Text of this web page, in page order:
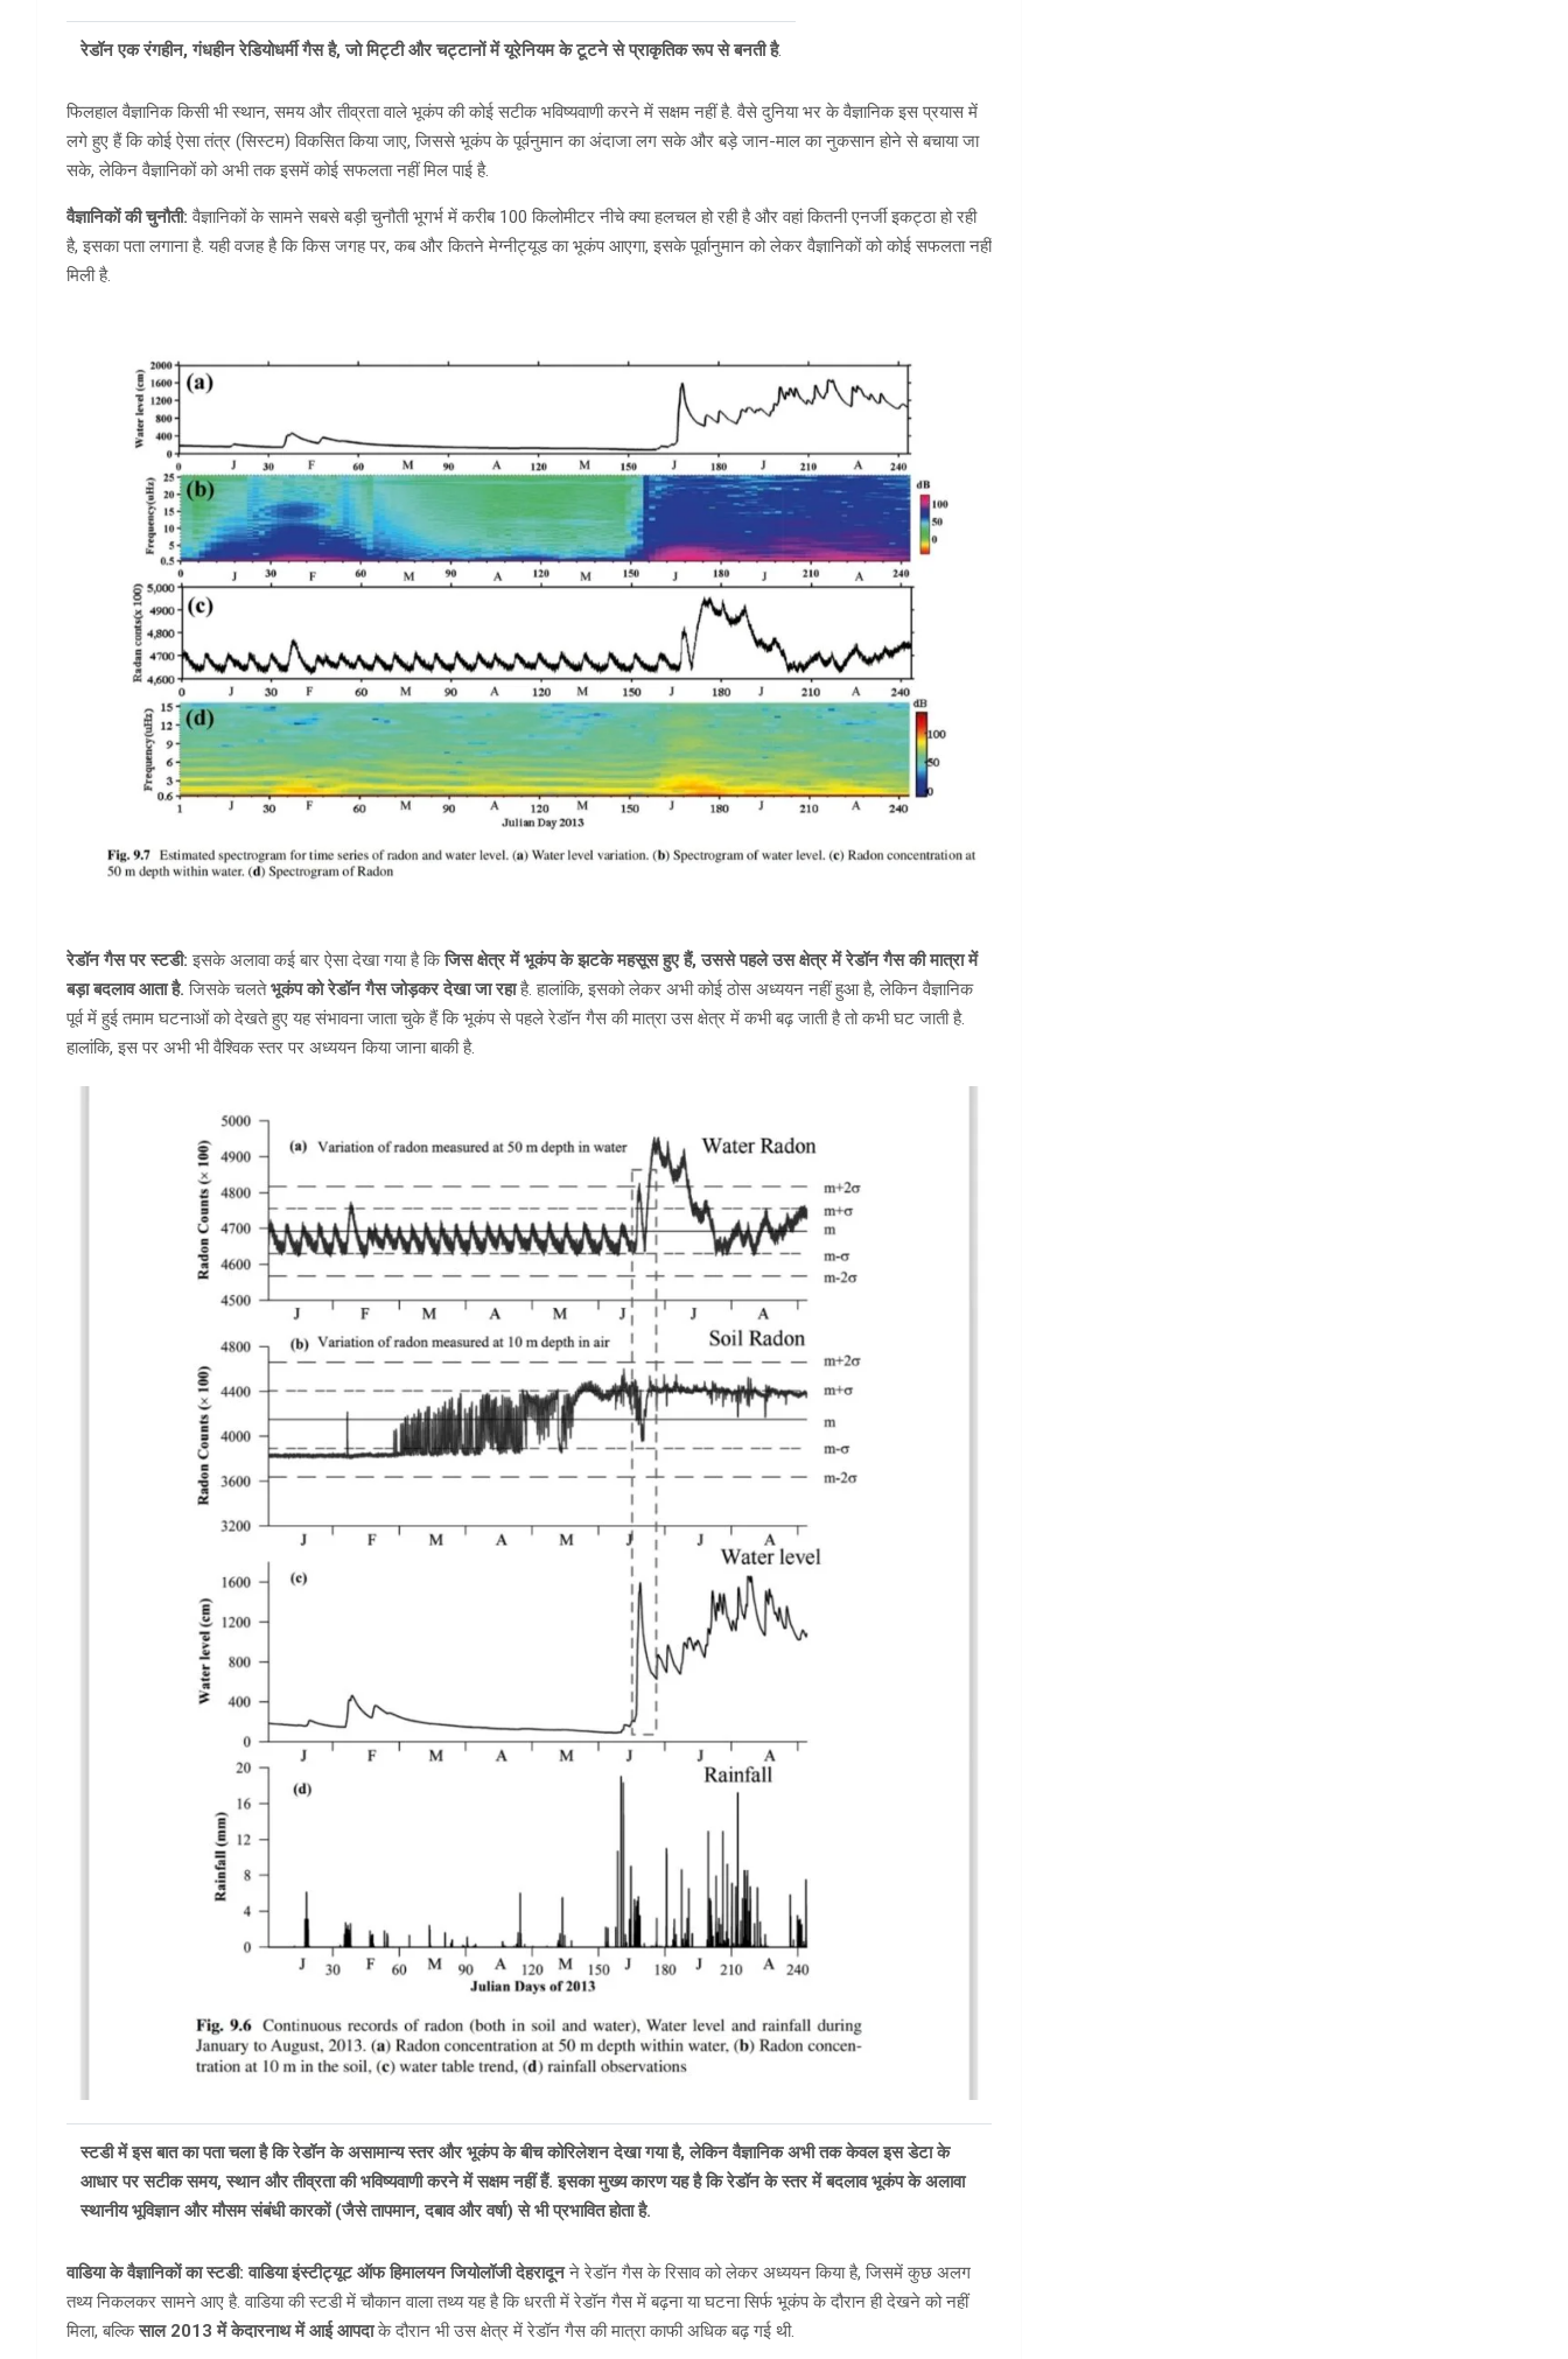
रेडॉन एक रंगहीन, गंधहीन रेडियोधर्मी गैस है, जो मिट्टी और चट्टानों में यूरेनियम के टूटने से प्राकृतिक रूप से बनती है.
फिलहाल वैज्ञानिक किसी भी स्थान, समय और तीव्रता वाले भूकंप की कोई सटीक भविष्यवाणी करने में सक्षम नहीं है. वैसे दुनिया भर के वैज्ञानिक इस प्रयास में
लगे हुए हैं कि कोई ऐसा तंत्र (सिस्टम) विकसित किया जाए, जिससे भूकंप के पूर्वनुमान का अंदाजा लग सके और बड़े जान-माल का नुकसान होने से बचाया जा
सके, लेकिन वैज्ञानिकों को अभी तक इसमें कोई सफलता नहीं मिल पाई है.
वैज्ञानिकों की चुनौती: वैज्ञानिकों के सामने सबसे बड़ी चुनौती भूगर्भ में करीब 100 किलोमीटर नीचे क्या हलचल हो रही है और वहां कितनी एनर्जी इकट्ठा हो रही
है, इसका पता लगाना है. यही वजह है कि किस जगह पर, कब और कितने मेग्नीट्यूड का भूकंप आएगा, इसके पूर्वानुमान को लेकर वैज्ञानिकों को कोई सफलता नहीं
मिली है.
रेडॉन गैस पर स्टडी: इसके अलावा कई बार ऐसा देखा गया है किजिस क्षेत्र में भूकंप के झटके महसूस हुए हैं, उससे पहले उस क्षेत्र में रेडॉन गैस की मात्रा में
बड़ा बदलाव आता है. जिसके चलतेभूकंप को रेडॉन गैस जोड़कर देखा जा रहाहै. हालांकि, इसको लेकर अभी कोई ठोस अध्ययन नहीं हुआ है, लेकिन वैज्ञानिक
पूर्व में हुई तमाम घटनाओं को देखते हुए यह संभावना जाता चुके हैं कि भूकंप से पहले रेडॉन गैस की मात्रा उस क्षेत्र में कभी बढ़ जाती है तो कभी घट जाती है.
हालांकि, इस पर अभी भी वैश्विक स्तर पर अध्ययन किया जाना बाकी है.
स्टडी में इस बात का पता चला है कि रेडॉन के असामान्य स्तर और भूकंप के बीच कोरिलेशन देखा गया है, लेकिन वैज्ञानिक अभी तक केवल इस डेटा के
आधार पर सटीक समय, स्थान और तीव्रता की भविष्यवाणी करने में सक्षम नहीं हैं. इसका मुख्य कारण यह है कि रेडॉन के स्तर में बदलाव भूकंप के अलावा
स्थानीय भूविज्ञान और मौसम संबंधी कारकों (जैसे तापमान, दबाव और वर्षा) से भी प्रभावित होता है.
वाडिया के वैज्ञानिकों का स्टडी: वाडिया इंस्टीट्यूट ऑफ हिमालयन जियोलॉजी देहरादूनने रेडॉन गैस के रिसाव को लेकर अध्ययन किया है, जिसमें कुछ अलग
तथ्य निकलकर सामने आए है. वाडिया की स्टडी में चौकान वाला तथ्य यह है कि धरती में रेडॉन गैस में बढ़ना या घटना सिर्फ भूकंप के दौरान ही देखने को नहीं
मिला, बल्किसाल 2013 में केदारनाथ में आई आपदाके दौरान भी उस क्षेत्र में रेडॉन गैस की मात्रा काफी अधिक बढ़ गई थी.